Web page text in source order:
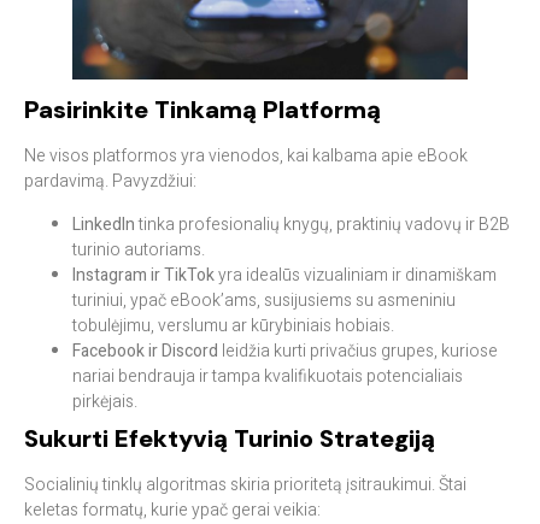
Pasirinkite Tinkamą Platformą
Ne visos platformos yra vienodos, kai kalbama apie eBook
pardavimą. Pavyzdžiui:
LinkedIntinka profesionalių knygų, praktinių vadovų ir B2B
turinio autoriams.
Instagram ir TikTokyra idealūs vizualiniam ir dinamiškam
turiniui, ypač eBook’ams, susijusiems su asmeniniu
tobulėjimu, verslumu ar kūrybiniais hobiais.
Facebook ir Discord leidžia kurti privačius grupes, kuriose
nariai bendrauja ir tampa kvalifikuotais potencialiais
pirkėjais.
Sukurti Efektyvią Turinio Strategiją
Socialinių tinklų algoritmas skiria prioritetą įsitraukimui. Štai
keletas formatų, kurie ypač gerai veikia: